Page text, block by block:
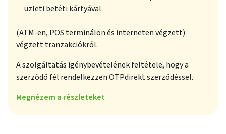
üzleti betéti kártyával.
(ATM-en, POS terminálon és interneten végzett)
végzett tranzakciókról.
A szolgáltatás igénybevételének feltétele, hogy a
szerződő fél rendelkezzen OTPdirekt szerződéssel.
Megnézem a részleteket